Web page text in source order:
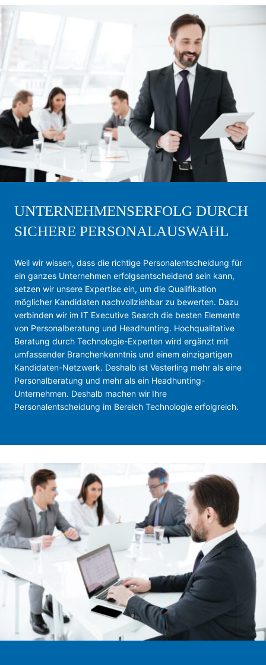
UNTERNEHMENSERFOLG DURCH
SICHERE PERSONALAUSWAHL
Weil wir wissen, dass die richtige Personalentscheidung für
ein ganzes Unternehmen erfolgsentscheidend sein kann,
setzen wir unsere Expertise ein, um die Qualifikation
möglicher Kandidaten nachvollziehbar zu bewerten. Dazu
verbinden wir im IT Executive Search die besten Elemente
von Personalberatung und Headhunting. Hochqualitative
Beratung durch Technologie-Experten wird ergänzt mit
umfassender Branchenkenntnis und einem einzigartigen
Kandidaten-Netzwerk. Deshalb ist Vesterling mehr als eine
Personalberatung und mehr als ein Headhunting-
Unternehmen. Deshalb machen wir Ihre
Personalentscheidung im Bereich Technologie erfolgreich.